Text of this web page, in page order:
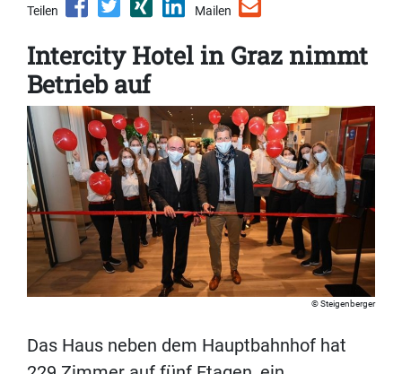
Teilen Mailen
Intercity Hotel in Graz nimmt
Betrieb auf
Steigenberger
Das Haus neben dem Hauptbahnhof hat